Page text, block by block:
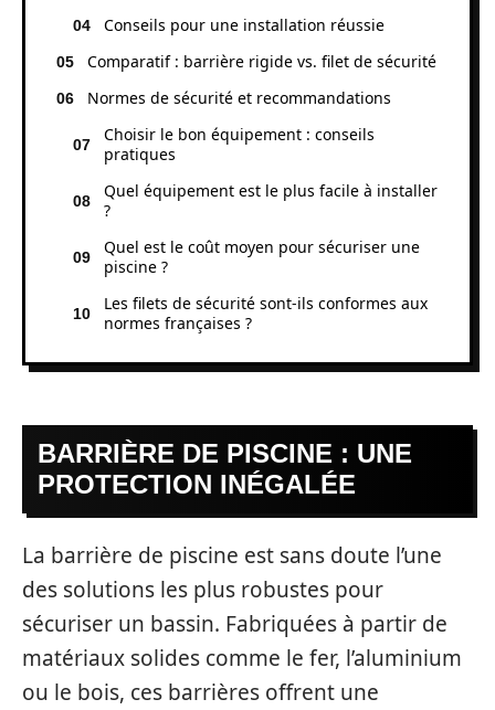
Conseils pour une installation réussie
Comparatif : barrière rigide vs. filet de sécurité
Normes de sécurité et recommandations
Choisir le bon équipement : conseils
pratiques
Quel équipement est le plus facile à installer
?
Quel est le coût moyen pour sécuriser une
piscine ?
Les filets de sécurité sont-ils conformes aux
normes françaises ?
BARRIÈRE DE PISCINE : UNE
PROTECTION INÉGALÉE
La barrière de piscine est sans doute l’une
des solutions les plus robustes pour
sécuriser un bassin. Fabriquées à partir de
matériaux solides comme le fer, l’aluminium
ou le bois, ces barrières offrent une